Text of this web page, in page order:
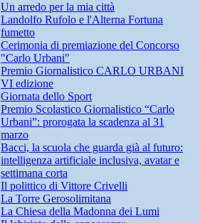
Un arredo per la mia città
Landolfo Rufolo e l'Alterna Fortuna
fumetto
Cerimonia di premiazione del Concorso
"Carlo Urbani"
Premio Giornalistico CARLO URBANI
VI edizione
Giornata dello Sport
Premio Scolastico Giornalistico “Carlo
Urbani”: prorogata la scadenza al 31
marzo
Bacci, la scuola che guarda già al futuro:
intelligenza artificiale inclusiva, avatar e
settimana corta
Il polittico di Vittore Crivelli
La Torre Gerosolimitana
La Chiesa della Madonna dei Lumi